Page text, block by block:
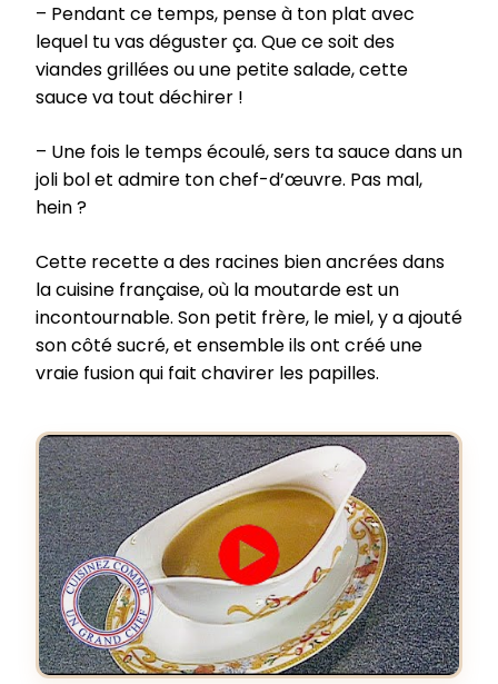
– Pendant ce temps, pense à ton plat avec
lequel tu vas déguster ça. Que ce soit des
viandes grillées ou une petite salade, cette
sauce va tout déchirer !
– Une fois le temps écoulé, sers ta sauce dans un
joli bol et admire ton chef-d’œuvre. Pas mal,
hein ?
Cette recette a des racines bien ancrées dans
la cuisine française, où la moutarde est un
incontournable. Son petit frère, le miel, y a ajouté
son côté sucré, et ensemble ils ont créé une
vraie fusion qui fait chavirer les papilles.